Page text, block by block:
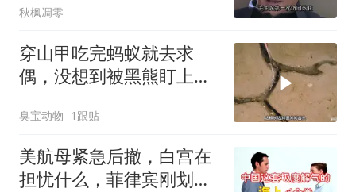
秋枫凋零
穿山甲吃完蚂蚁就去求
偶，没想到被黑熊盯上
臭宝动物 1跟贴
美航母紧急后撤，白宫在
担忧什么，菲律宾刚划下